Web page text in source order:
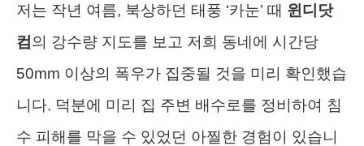
저는 작년 여름, 북상하던 태풍 ‘카눈’ 때 윈디닷
컴 의 강수량 지도를 보고 저희 동네에 시간당
50mm 이상의 폭우가 집중될 것을 미리 확인했습
니다. 덕분에 미리 집 주변 배수로를 정비하여 침
수 피해를 막을 수 있었던 아찔한 경험이 있습니